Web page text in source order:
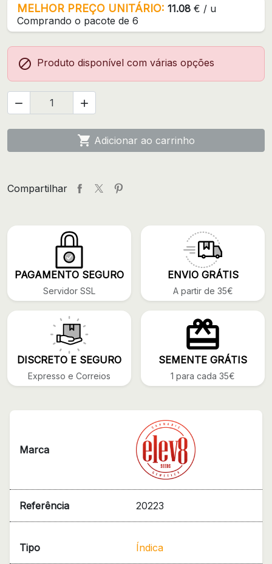
MELHOR PREÇO UNITÁRIO: 11.08 € / u
Comprando o pacote de 6
 Produto disponível com várias opções
 
 Adicionar ao carrinho
Compartilhar
PAGAMENTO SEGURO
Servidor SSL
ENVIO GRÁTIS
A partir de 35€
DISCRETO E SEGURO
Expresso e Correios
SEMENTE GRÁTIS
1 para cada 35€
Marca
Referência 20223
Tipo Índica